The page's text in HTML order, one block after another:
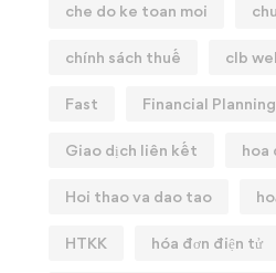
che do ke toan moi
chính sách thuế clb
Fast Financial Planning
Giao dịch liên kết hoa
Hoi thao va dao tao
HTKK hóa đơn điện tử